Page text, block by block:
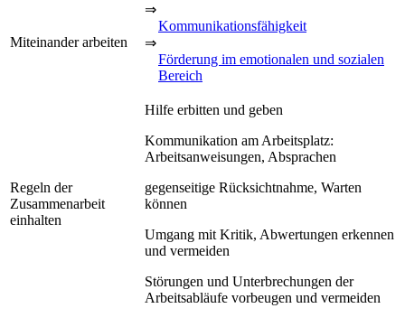
Miteinander arbeiten
⇒
Kommunikationsfähigkeit
⇒
Förderung im emotionalen und sozialen
Bereich
Regeln der
Zusammenarbeit
einhalten
Hilfe erbitten und geben
Kommunikation am Arbeitsplatz:
Arbeitsanweisungen, Absprachen
gegenseitige Rücksichtnahme, Warten
können
Umgang mit Kritik, Abwertungen erkennen
und vermeiden
Störungen und Unterbrechungen der
Arbeitsabläufe vorbeugen und vermeiden